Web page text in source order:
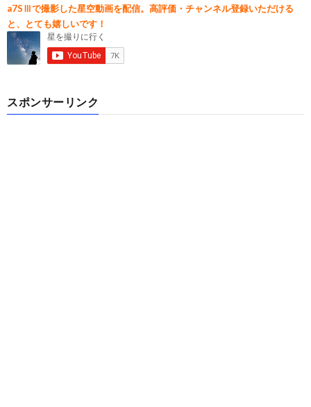
a7SⅢで撮影した星空動画を配信。高評価・チャンネル登録いただける
と、とても嬉しいです！
スポンサーリンク